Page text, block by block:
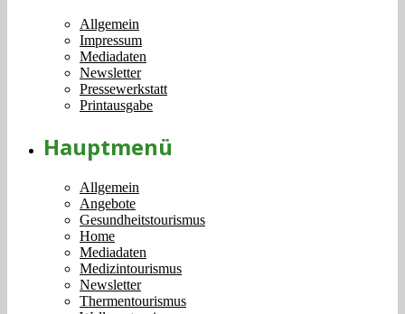
Allgemein
Impressum
Mediadaten
Newsletter
Pressewerkstatt
Printausgabe
Hauptmenü
Allgemein
Angebote
Gesundheitstourismus
Home
Mediadaten
Medizintourismus
Newsletter
Thermentourismus